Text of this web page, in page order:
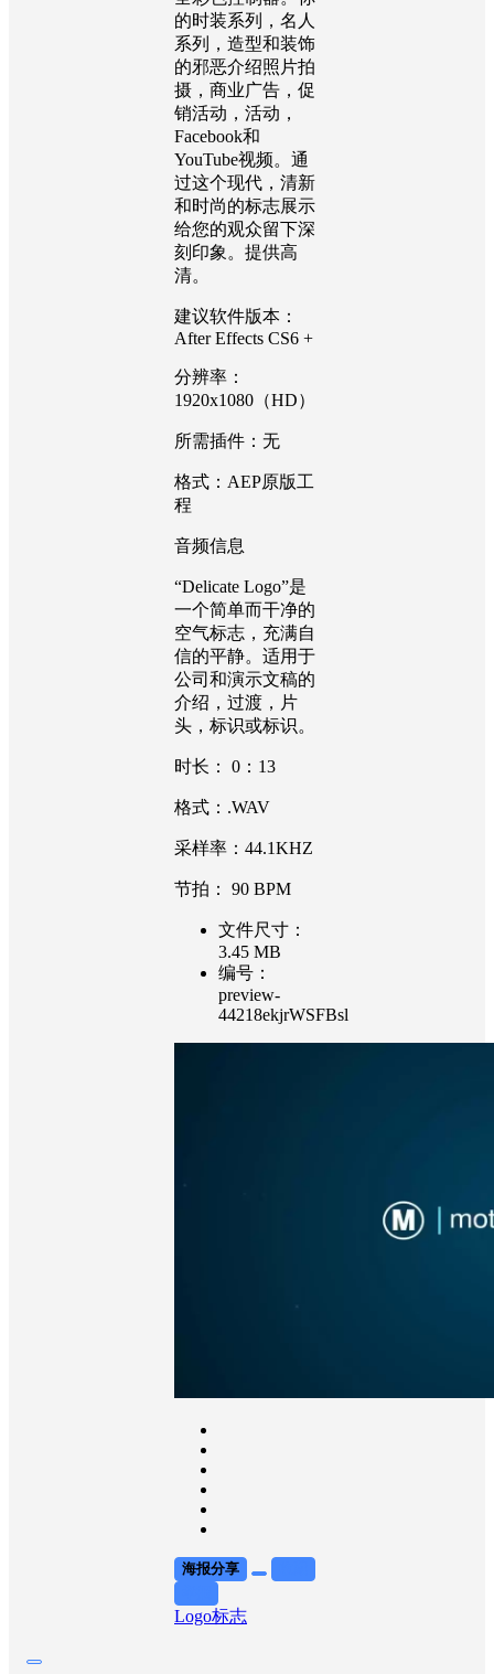
的时装系列，名人
系列，造型和装饰
的邪恶介绍照片拍
摄，商业广告，促
销活动，活动，
Facebook和
YouTube视频。通
过这个现代，清新
和时尚的标志展示
给您的观众留下深
刻印象。提供高
清。
建议软件版本：
After Effects CS6 +
分辨率：
1920x1080（HD）
所需插件：无
格式：AEP原版工
程
音频信息
“Delicate Logo”是
一个简单而干净的
空气标志，充满自
信的平静。适用于
公司和演示文稿的
介绍，过渡，片
头，标识或标识。
时长： 0：13
格式：.WAV
采样率：44.1KHZ
节拍： 90 BPM
文件尺寸：
3.45 MB
编号：
preview-
44218ekjrWSFBsl
海报分享
Logo标志